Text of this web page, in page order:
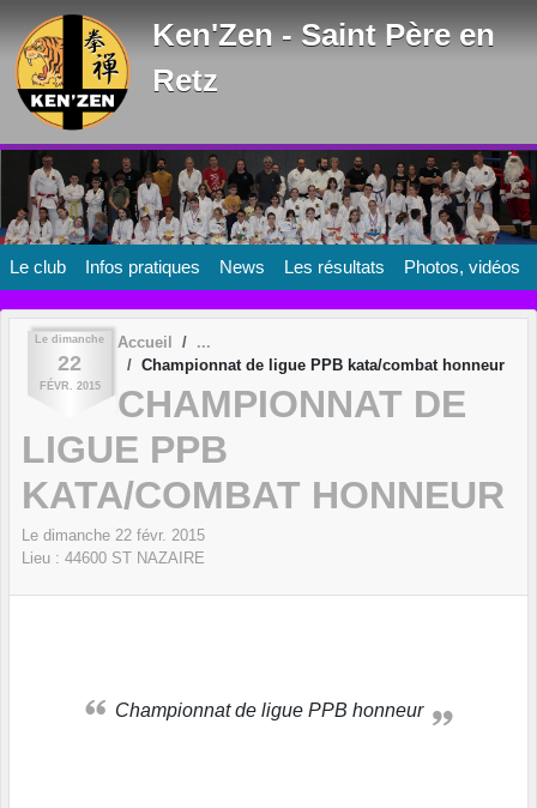
Ken'Zen - Saint Père en
Retz
Le club Infos pratiques News Les résultats Photos, vidéos
Le dimanche
22
FÉVR. 2015
Accueil
Championnat de ligue PPB kata/combat honneur
CHAMPIONNAT DE
LIGUE PPB
KATA/COMBAT HONNEUR
Le dimanche 22 févr. 2015
Lieu : 44600 ST NAZAIRE
Championnat de ligue PPB honneur
Panneau de gestion des cookies